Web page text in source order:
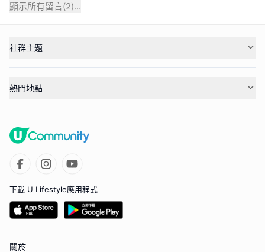
顯示所有留言(2)...
社群主題
熱門地點
下載 U Lifestyle應用程式
關於